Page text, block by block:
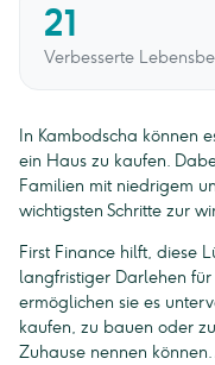
21
Verbesserte
In Kambodscha können
ein Haus zu kaufen.
Familien mit niedrigem
wichtigsten Schritte zur
First Finance hilft, diese
langfristiger Darlehen
ermöglichen sie es
kaufen, zu bauen oder
Zuhause nennen